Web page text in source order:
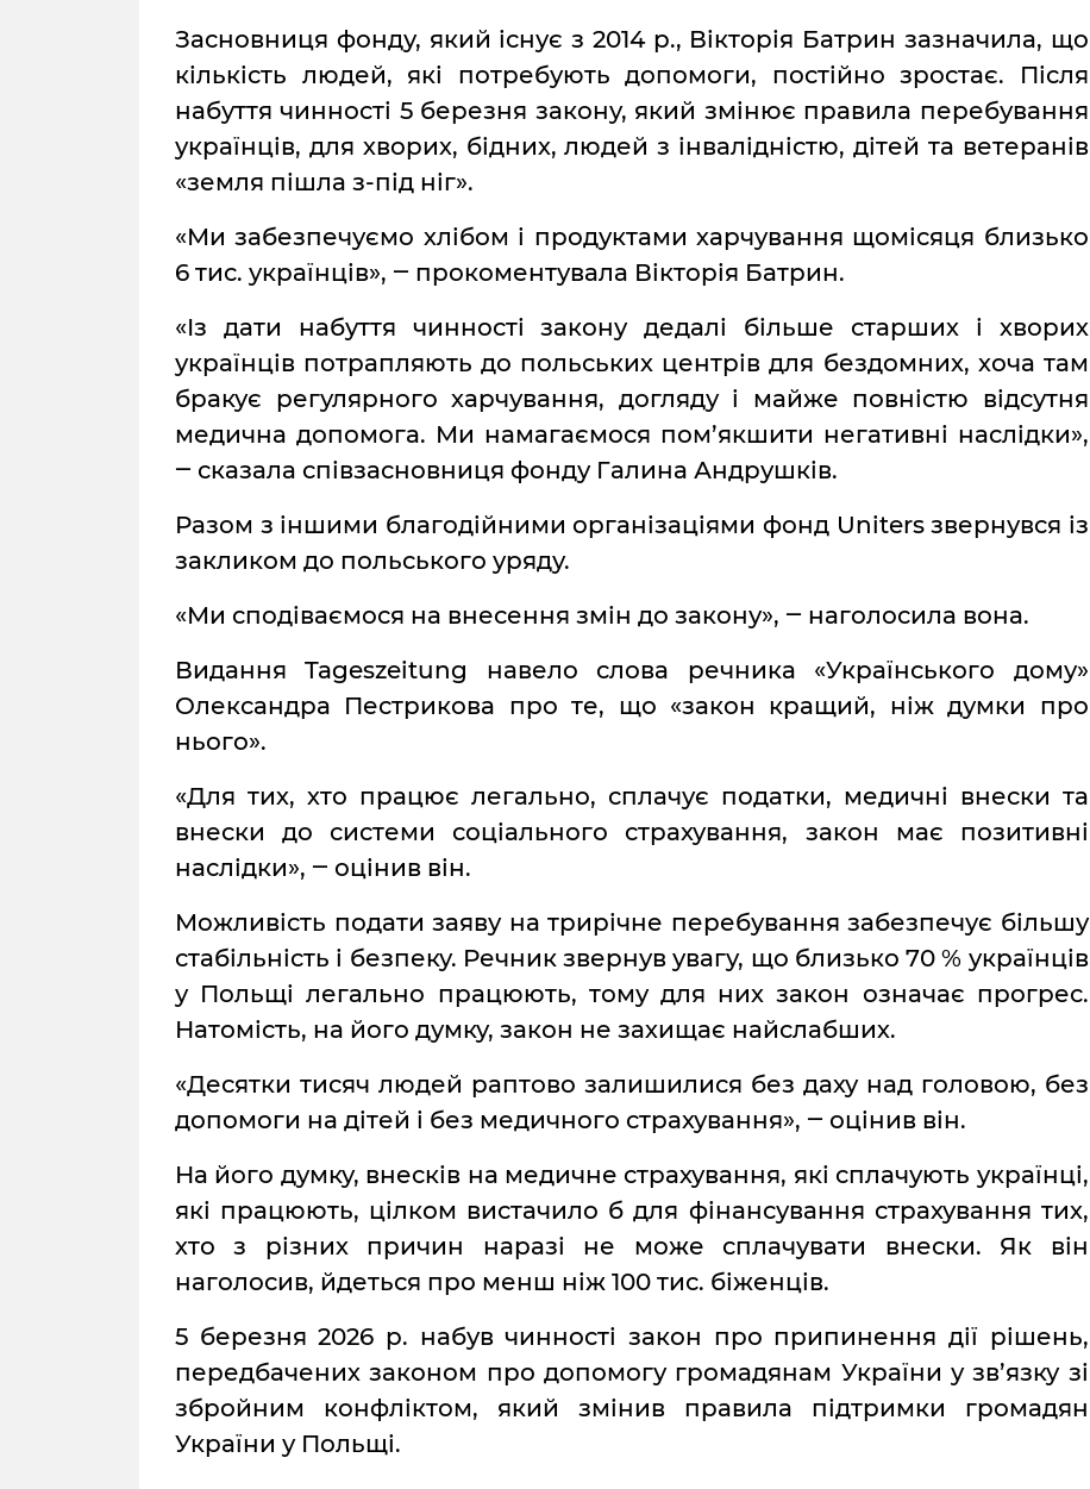
Засновниця фонду, який існує з 2014 р., Вікторія Батрин зазначила, що
кількість людей, які потребують допомоги, постійно зростає. Після
набуття чинності 5 березня закону, який змінює правила перебування
українців, для хворих, бідних, людей з інвалідністю, дітей та ветеранів
«земля пішла з-під ніг».
«Ми забезпечуємо хлібом і продуктами харчування щомісяця близько
6 тис. українців», ‒ прокоментувала Вікторія Батрин.
«Із дати набуття чинності закону дедалі більше старших і хворих
українців потрапляють до польських центрів для бездомних, хоча там
бракує регулярного харчування, догляду і майже повністю відсутня
медична допомога. Ми намагаємося пом’якшити негативні наслідки»,
‒ сказала співзасновниця фонду Галина Андрушків.
Разом з іншими благодійними організаціями фонд Uniters звернувся із
закликом до польського уряду.
«Ми сподіваємося на внесення змін до закону», ‒ наголосила вона.
Видання Tageszeitung навело слова речника «Українського дому»
Олександра Пестрикова про те, що «закон кращий, ніж думки про
нього».
«Для тих, хто працює легально, сплачує податки, медичні внески та
внески до системи соціального страхування, закон має позитивні
наслідки», ‒ оцінив він.
Можливість подати заяву на трирічне перебування забезпечує більшу
стабільність і безпеку. Речник звернув увагу, що близько 70 % українців
у Польщі легально працюють, тому для них закон означає прогрес.
Натомість, на його думку, закон не захищає найслабших.
«Десятки тисяч людей раптово залишилися без даху над головою, без
допомоги на дітей і без медичного страхування», ‒ оцінив він.
На його думку, внесків на медичне страхування, які сплачують українці,
які працюють, цілком вистачило б для фінансування страхування тих,
хто з різних причин наразі не може сплачувати внески. Як він
наголосив, йдеться про менш ніж 100 тис. біженців.
5 березня 2026 р. набув чинності закон про припинення дії рішень,
передбачених законом про допомогу громадянам України у зв’язку зі
збройним конфліктом, який змінив правила підтримки громадян
України у Польщі.